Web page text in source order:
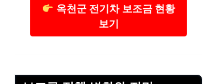
옥천군 전기차 보조금 현황
보기